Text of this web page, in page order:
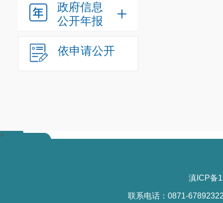
政府信息
公开年报
依申请公开
>
滇ICP备
联系电话：0871-